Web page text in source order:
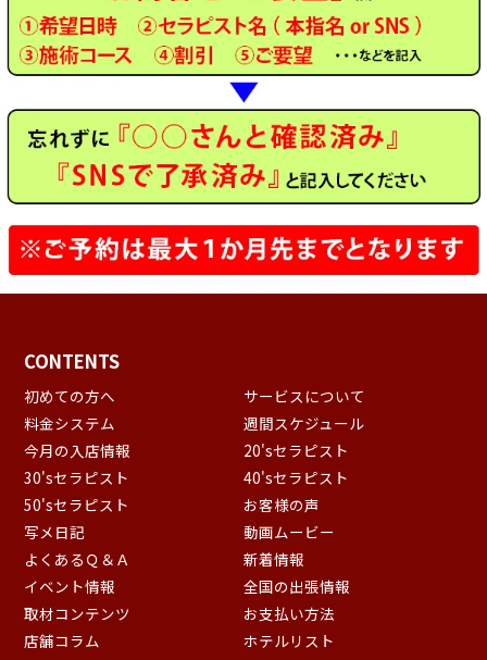
CONTENTS
初めての方へ
サービスについて
料金システム
週間スケジュール
今月の入店情報
20'sセラピスト
30'sセラピスト
40'sセラピスト
50'sセラピスト
お客様の声
写メ日記
動画ムービー
よくあるＱ＆Ａ
新着情報
イベント情報
全国の出張情報
取材コンテンツ
お支払い方法
店舗コラム
ホテルリスト